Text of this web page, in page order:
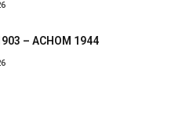
– АСНОМ 1944